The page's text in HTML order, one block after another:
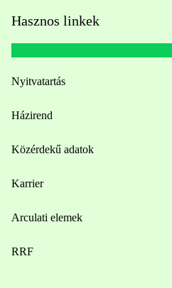
Hasznos linkek
Nyitvatartás
Házirend
Közérdekű adatok
Karrier
Arculati elemek
RRF